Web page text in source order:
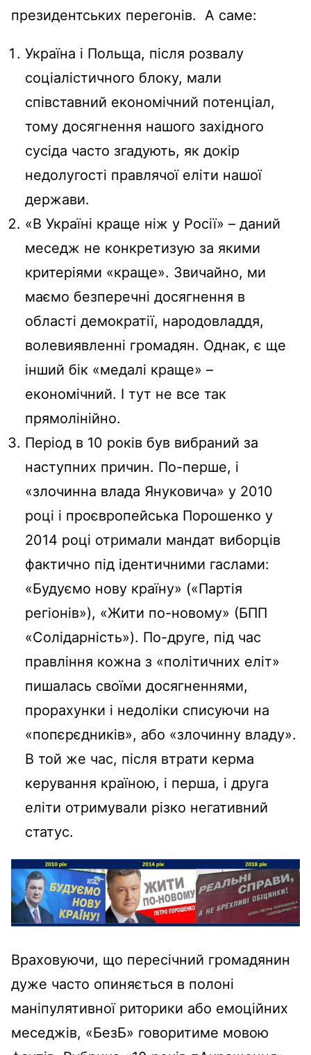
президентських перегонів. А саме:
Україна і Польща, після розвалу
соціалістичного блоку, мали
співставний економічний потенціал,
тому досягнення нашого західного
сусіда часто згадують, як докір
недолугості правлячої еліти нашої
держави.
«В Україні краще ніж у Росії» – даний
меседж не конкретизую за якими
критеріями «краще». Звичайно, ми
маємо безперечні досягнення в
області демократії, народовладдя,
волевиявленні громадян. Однак, є ще
інший бік «медалі краще» –
економічний. І тут не все так
прямолінійно.
Період в 10 років був вибраний за
наступних причин. По-перше, і
«злочинна влада Януковича» у 2010
році і проєвропейська Порошенко у
2014 році отримали мандат виборців
фактично під ідентичними гаслами:
«Будуємо нову країну» («Партія
регіонів»), «Жити по-новому» (БПП
«Солідарність»). По-друге, під час
правління кожна з «політичних еліт»
пишалась своїми досягненнями,
прорахунки і недоліки списуючи на
«попєрєдників», або «злочинну владу».
В той же час, після втрати керма
керування країною, і перша, і друга
еліти отримували різко негативний
статус.
Враховуючи, що пересічний громадянин
дуже часто опиняється в полоні
маніпулятивної риторики або емоційних
меседжів, «БезБ» говоритиме мовою